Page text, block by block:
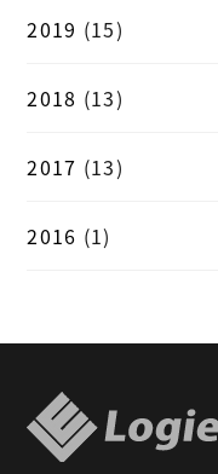
2019 (15)
2018 (13)
2017 (13)
2016 (1)